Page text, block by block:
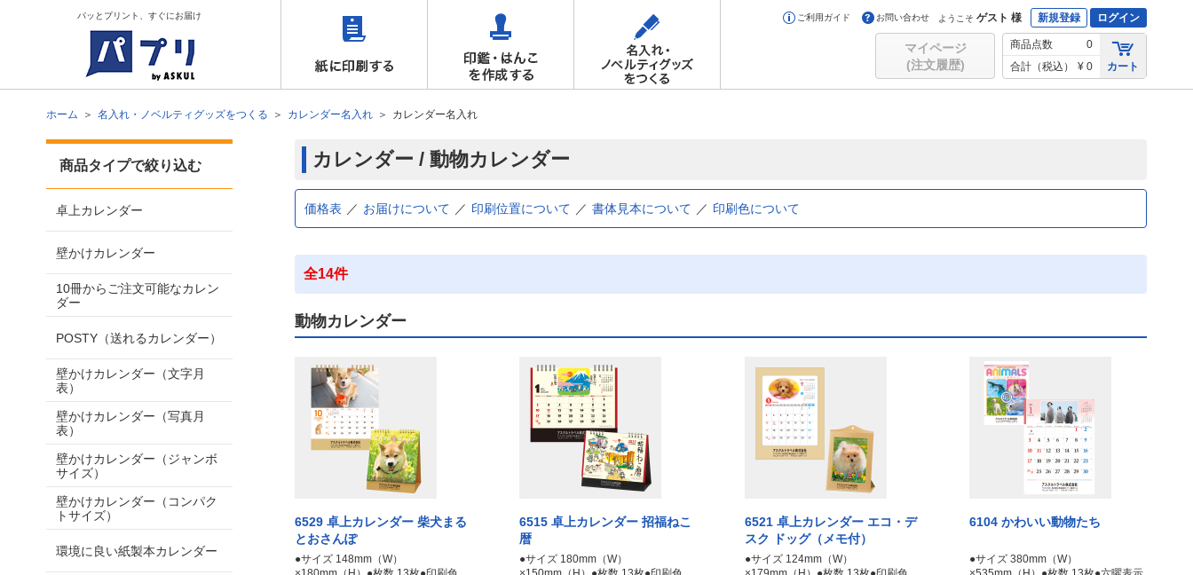
パッとプリント、すぐにお届け ご利用ガイド お問い合わせ ようこそ ゲスト 様 新規登録 ログイン
マイページ
(注文履歴)
商品点数
0
合計（税込）
¥ 0 カート
ホーム 名入れ・ノベルティグッズをつくる カレンダー名入れ カレンダー名入れ
カレンダー / 動物カレンダー
価格表 お届けについて 印刷位置について 書体見本について 印刷色について
全14件
動物カレンダー
6529 卓上カレンダー 柴犬まる
とおさんぽ
●サイズ 148mm（W）
6515 卓上カレンダー 招福ねこ
暦
●サイズ 180mm（W）
6521 卓上カレンダー エコ・デ
スク ドッグ（メモ付）
●サイズ 124mm（W）
6104 かわいい動物たち
●サイズ 380mm（W）
商品タイプで絞り込む
卓上カレンダー
壁かけカレンダー
10冊からご注文可能なカレン
ダー
POSTY（送れるカレンダー）
壁かけカレンダー（文字月
表）
壁かけカレンダー（写真月
表）
壁かけカレンダー（ジャンボ
サイズ）
壁かけカレンダー（コンパク
トサイズ）
環境に良い紙製本カレンダー